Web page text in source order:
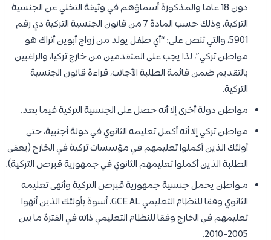
دون 18 عاما والمذكورة أسماؤهم في وثيقة التخلي عن الجنسية
التركية، وذلك حسب المادة 7 من قانون الجنسية التركية ذي رقم
5901، والتي تنص على: “أي طفل يولد من زواج أبوين أتراك هو
مواطن تركي”، لذا يجب على المتقدمين من خارج تركيا، والراغبين
بالتقديم ضمن قائمة الطلبة الأجانب، قراءة قانون الجنسية
التركية.
مواطن دولة أخرى إلا أنه حصل على الجنسية التركية فيما بعد.
مواطن تركي إلا أنه أكمل تعليمه الثانوي في دولة أجنبية، حتى
أولئك الذين أكملوا تعليمهم في مؤسسات تركية في الخارج (يعفى
الطلبة الذين أكملوا تعليمهم الثانوي في جمهورية قبرص التركية).
مـواطن يحمل جنسية جمهورية قبرص التركية وأنهى تعليمه
الثانوي وفقا للنظام التعليمي GCE AL، أسوة بأولئك الذين أنهوا
تعليمهم في الخارج وفقا للنظام التعليمي ذاته في الفترة ما بين
2005-2010.